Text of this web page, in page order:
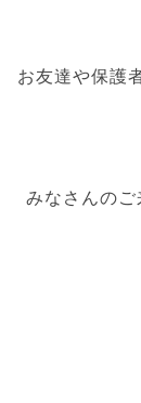
お友達や保護
みなさんの